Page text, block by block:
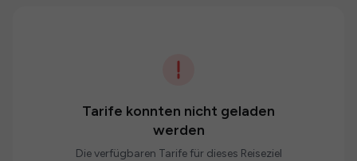
Tarife konnten nicht geladen
werden
Die verfügbaren Tarife für dieses Reiseziel